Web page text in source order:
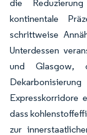
die
kontinentale
schrittweise
Unterdessen
und
Expresskorridore
dass
zur